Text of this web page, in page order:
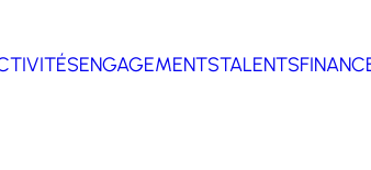
ENGAGEMENTSTALENTS